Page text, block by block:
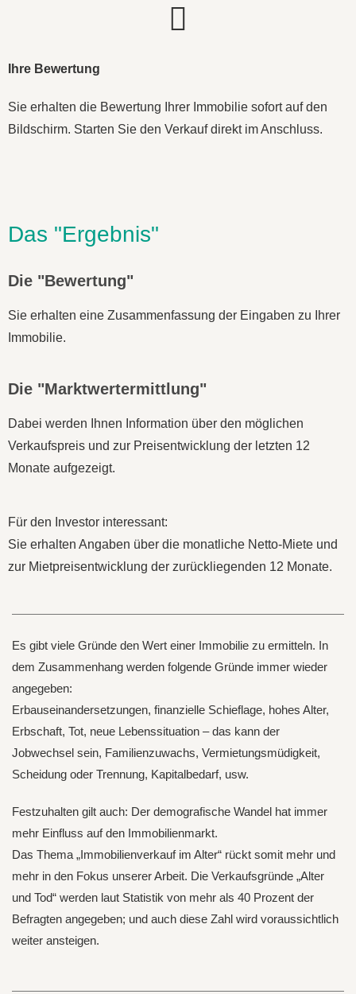
Ihre Bewertung
Sie erhalten die Bewertung Ihrer Immobilie sofort auf den
Bildschirm. Starten Sie den Verkauf direkt im Anschluss.
Das "Ergebnis"
Die "Bewertung"
Sie erhalten eine Zusammenfassung der Eingaben zu Ihrer
Immobilie.
Die "Marktwertermittlung"
Dabei werden Ihnen Information über den möglichen
Verkaufspreis und zur Preisentwicklung der letzten 12
Monate aufgezeigt.
Für den Investor interessant:
Sie erhalten Angaben über die monatliche Netto-Miete und
zur Mietpreisentwicklung der zurückliegenden 12 Monate.
Es gibt viele Gründe den Wert einer Immobilie zu ermitteln. In
dem Zusammenhang werden folgende Gründe immer wieder
angegeben:
Erbauseinandersetzungen, finanzielle Schieflage, hohes Alter,
Erbschaft, Tot, neue Lebenssituation – das kann der
Jobwechsel sein, Familienzuwachs, Vermietungsmüdigkeit,
Scheidung oder Trennung, Kapitalbedarf, usw.
Festzuhalten gilt auch: Der demografische Wandel hat immer
mehr Einfluss auf den Immobilienmarkt.
Das Thema „Immobilienverkauf im Alter“ rückt somit mehr und
mehr in den Fokus unserer Arbeit. Die Verkaufsgründe „Alter
und Tod“ werden laut Statistik von mehr als 40 Prozent der
Befragten angegeben; und auch diese Zahl wird voraussichtlich
weiter ansteigen.